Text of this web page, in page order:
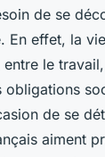
de se
En effet, la
entre le
obligations
de se
aiment